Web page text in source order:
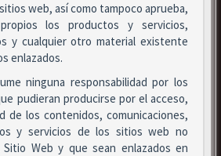
web, así como tampoco aprueba,
los productos y servicios,
y cualquier otro material existente
enlazados.
ninguna responsabilidad por los
pudieran producirse por el acceso,
de los contenidos, comunicaciones,
y servicios de los sitios web no
Web y que sean enlazados en